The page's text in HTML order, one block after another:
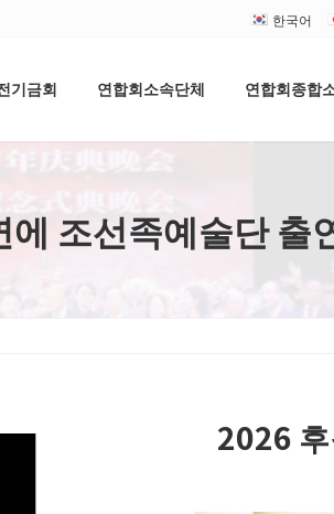
한국어
기금회 연합회소속단체 연합회종합
조선족예술단 출
2026